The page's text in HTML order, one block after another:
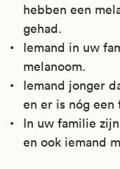
hebben een
gehad.
Iemand in uw
melanoom.
Iemand jonger
en er is nóg
In uw familie
en ook iemand